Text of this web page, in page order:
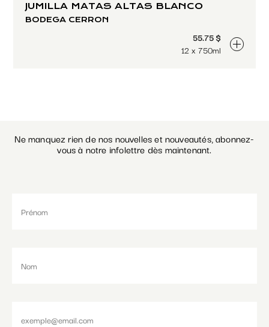
JUMILLA MATAS ALTAS BLANCO
BODEGA CERRON
55.75 $
12 x 750ml
Ne manquez rien de nos nouvelles et nouveautés, abonnez-
vous à notre infolettre dès maintenant.